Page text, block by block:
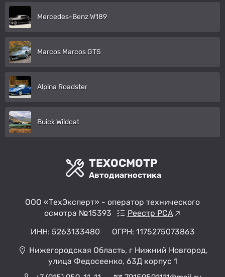
Mercedes-Benz W189
Marcos Marcos GTS
Alpina Roadster
Buick Wildcat
ТЕХОСМОТР
Автодиагностика
ООО «ТехЭксперт» - оператор технического
осмотра №15393
Реестр РСА
ИНН: 5263133480
ОГРН: 1175275073863
Нижегородская Область, г Нижний Новгород,
улица Федосеенко, 63Д корпус 1